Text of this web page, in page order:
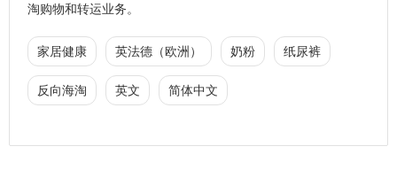
淘购物和转运业务。
家居健康 英法德（欧洲） 奶粉 纸尿裤
反向海淘 英文 简体中文